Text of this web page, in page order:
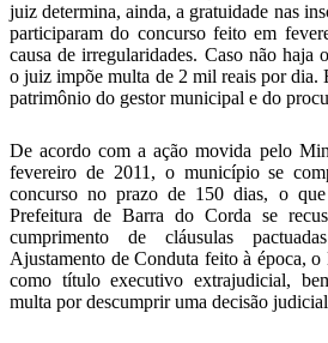
juiz determina, ainda, a gratuidade nas
participaram do concurso feito em
causa de irregularidades. Caso não haja
o juiz impõe multa de 2 mil reais por dia.
patrimônio do gestor municipal e do
De acordo com a ação movida pelo
fevereiro de 2011, o município se
concurso no prazo de 150 dias, o
Prefeitura de Barra do Corda se
cumprimento de cláusulas
Ajustamento de Conduta feito à época, o
como título executivo extrajudicial,
multa por descumprir uma decisão